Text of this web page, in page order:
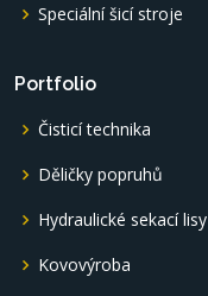
Speciální šicí stroje
Portfolio
Čisticí technika
Děličky popruhů
Hydraulické sekací lisy
Kovovýroba